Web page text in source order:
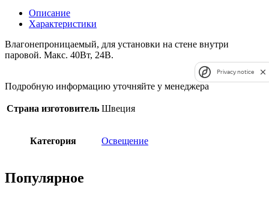
Описание
Характеристики
Влагонепроницаемый, для установки на стене внутри
паровой. Макс. 40Вт, 24В.
Подробную информацию уточняйте у менеджера
Страна изготовитель Швеция
Категория Освещение
Популярное
Privacy notice